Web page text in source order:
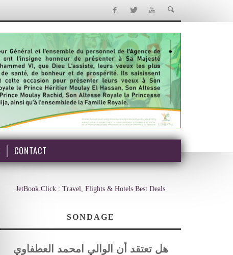
CONTACT
JetBook.Click : Travel, Flights & Hotels Best Deals
SONDAGE
هل تعتقد أن الوالي امحمد العطفاوي